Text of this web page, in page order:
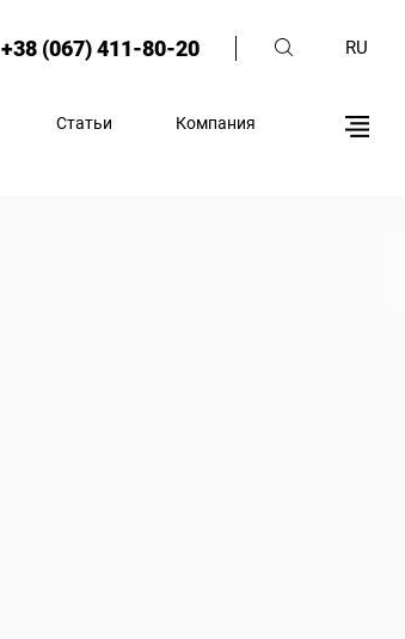
+38 (067) 411-80-20 RU
Статьи Компания